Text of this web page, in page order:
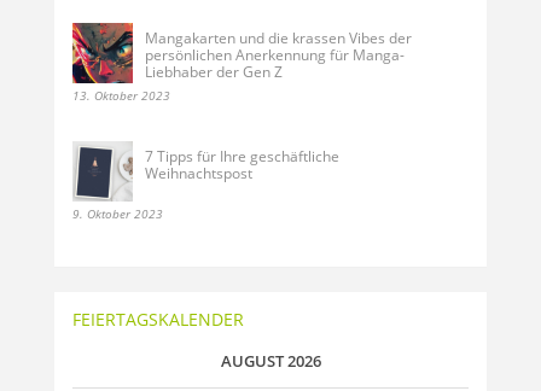
Mangakarten und die krassen Vibes der
persönlichen Anerkennung für Manga-
Liebhaber der Gen Z
13. Oktober 2023
7 Tipps für Ihre geschäftliche
Weihnachtspost
9. Oktober 2023
FEIERTAGSKALENDER
AUGUST 2026